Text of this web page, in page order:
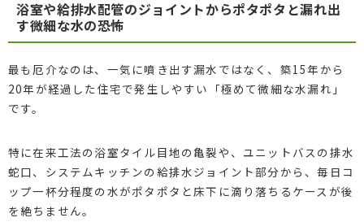
浴室や給排水配管のジョイントからポタポタと漏れ出
す微細な水の恐怖
最も厄介なのは、一気に噴き出す漏水ではなく、築15年から
20年が経過した住宅で発生しやすい「極めて微細な水漏れ」
です。
特に在来工法の浴室タイル目地の亀裂や、ユニットバスの排水
蛇口、システムキッチンの給排水ジョイント部分から、毎日コ
ップ一杯分程度の水がポタポタと床下に滴り落ちるケースが後
を絶ちません。